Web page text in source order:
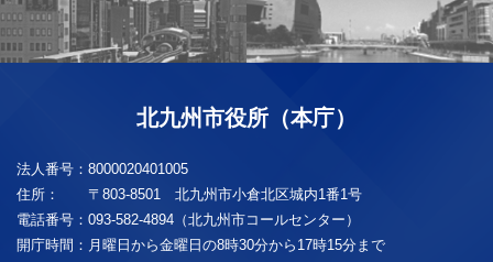
北九州市役所（本庁）
法人番号： 8000020401005
住所：
〒803-8501 北九州市小倉北区城内1番1号
電話番号： 093-582-4894（北九州市コールセンター）
開庁時間： 月曜日から金曜日の8時30分から17時15分まで